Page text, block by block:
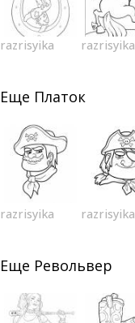
razrisyika razrisyika
Еще Платок
razrisyika razrisyika
Еще Револьвер